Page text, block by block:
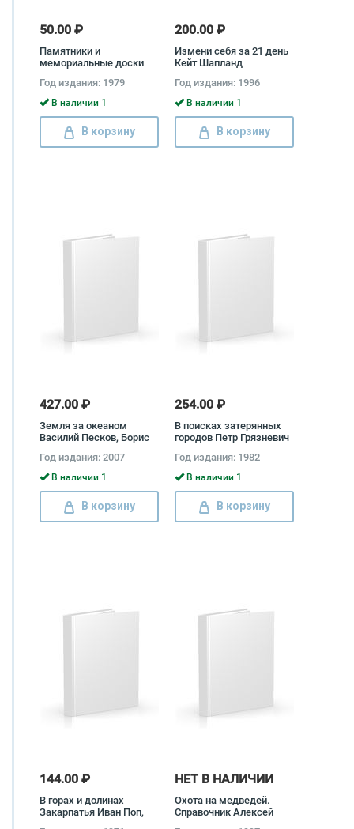
50.00 ₽
Памятники и
мемориальные доски
Калинин, Петр Юревич
Год издания: 1979
В наличии 1
В корзину
200.00 ₽
Измени себя за 21 день
Кейт Шапланд
Год издания: 1996
В наличии 1
В корзину
427.00 ₽
Земля за океаном
Василий Песков, Борис
Год издания: 2007
В наличии 1
В корзину
254.00 ₽
В поисках затерянных
городов Петр Грязневич
Год издания: 1982
В наличии 1
В корзину
144.00 ₽
В горах и долинах
Закарпатья Иван Поп,
НЕТ В НАЛИЧИИ
Охота на медведей.
Справочник Алексей